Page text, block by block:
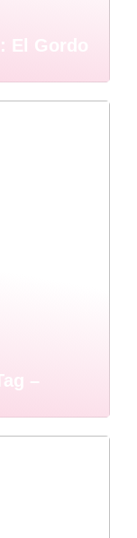
El Gordo
–